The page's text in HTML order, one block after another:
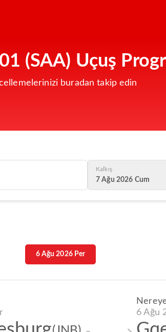
(SAA) Uçuş
buradan takip edin
Kalkış
7 Ağu 2026 Cum
6 Ağu 2026 Per
6 Ağu